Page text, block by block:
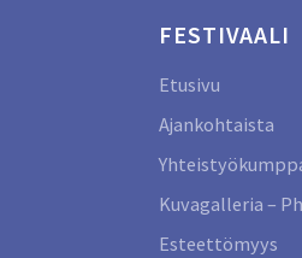
FESTIVAALI
Etusivu
Ajankohtaista
Kuvagalleria –
Esteettömyys